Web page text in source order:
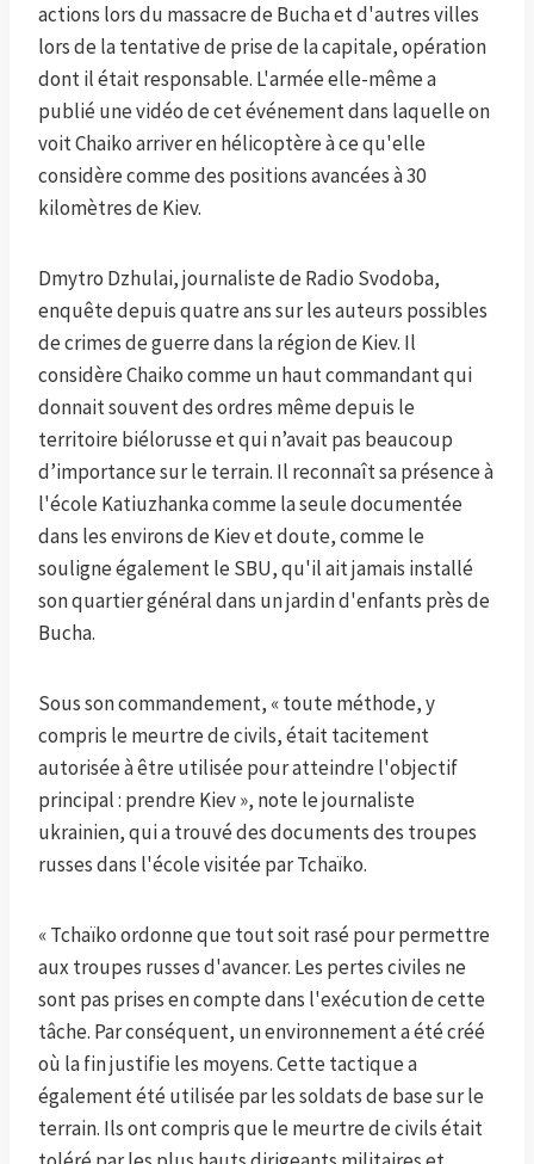
actions lors du massacre de Bucha et d'autres villes
lors de la tentative de prise de la capitale, opération
dont il était responsable. L'armée elle-même a
publié une vidéo de cet événement dans laquelle on
voit Chaiko arriver en hélicoptère à ce qu'elle
considère comme des positions avancées à 30
kilomètres de Kiev.
Dmytro Dzhulai, journaliste de Radio Svodoba,
enquête depuis quatre ans sur les auteurs possibles
de crimes de guerre dans la région de Kiev. Il
considère Chaiko comme un haut commandant qui
donnait souvent des ordres même depuis le
territoire biélorusse et qui n’avait pas beaucoup
d’importance sur le terrain. Il reconnaît sa présence à
l'école Katiuzhanka comme la seule documentée
dans les environs de Kiev et doute, comme le
souligne également le SBU, qu'il ait jamais installé
son quartier général dans un jardin d'enfants près de
Bucha.
Sous son commandement, « toute méthode, y
compris le meurtre de civils, était tacitement
autorisée à être utilisée pour atteindre l'objectif
principal : prendre Kiev », note le journaliste
ukrainien, qui a trouvé des documents des troupes
russes dans l'école visitée par Tchaïko.
« Tchaïko ordonne que tout soit rasé pour permettre
aux troupes russes d'avancer. Les pertes civiles ne
sont pas prises en compte dans l'exécution de cette
tâche. Par conséquent, un environnement a été créé
où la fin justifie les moyens. Cette tactique a
également été utilisée par les soldats de base sur le
terrain. Ils ont compris que le meurtre de civils était